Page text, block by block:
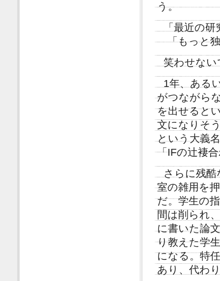
う。
「最近の
「もっと独
笑わせな
1年、ある
がつながら
を出せると
文になりそ
という大義
「IFの辻褄
さらに残
室の雑用を
だ。学生の
間は削られ
に書いた論
り教えた学
になる。特
あり、代わ